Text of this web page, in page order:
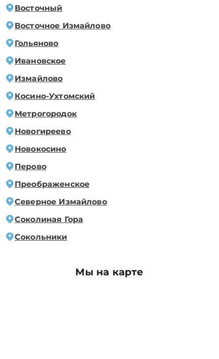
Восточный
Восточное Измайлово
Гольяново
Ивановское
Измайлово
Косино-Ухтомский
Метрогородок
Новогиреево
Новокосино
Перово
Преображенское
Северное Измайлово
Соколиная Гора
Сокольники
Мы на карте